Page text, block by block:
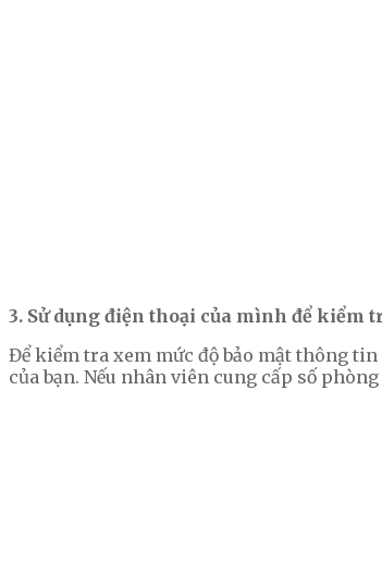
3. Sử dụng điện thoại của mình để
Để kiểm tra xem mức độ bảo mật thông
của bạn. Nếu nhân viên cung cấp số